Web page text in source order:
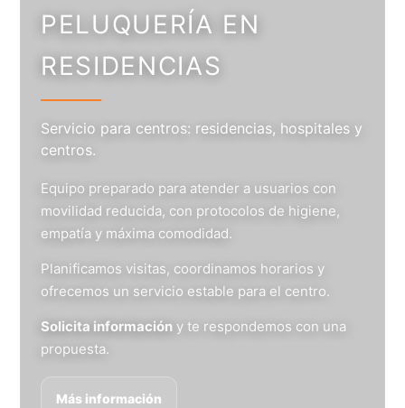
PELUQUERÍA EN
RESIDENCIAS
Servicio para centros: residencias, hospitales y
centros.
Equipo preparado para atender a usuarios con
movilidad reducida, con protocolos de higiene,
empatía y máxima comodidad.
Planificamos visitas, coordinamos horarios y
ofrecemos un servicio estable para el centro.
Solicita información y te respondemos con una
propuesta.
Más información